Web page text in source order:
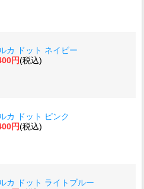
カ ドット ネイビー
円(税込)
カ ドット ピンク
円(税込)
カ ドット ライトブルー